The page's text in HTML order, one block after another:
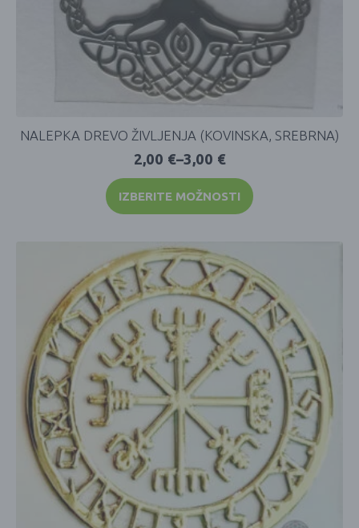
NALEPKA DREVO ŽIVLJENJA (KOVINSKA, SREBRNA)
2,00 €–3,00 €
IZBERITE MOŽNOSTI